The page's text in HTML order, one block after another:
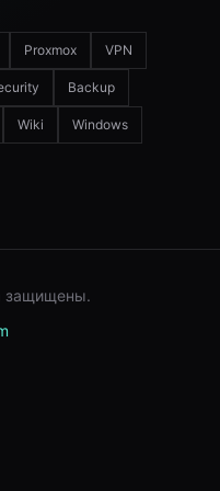
Proxmox VPN
Backup
Wiki Windows
защищены.